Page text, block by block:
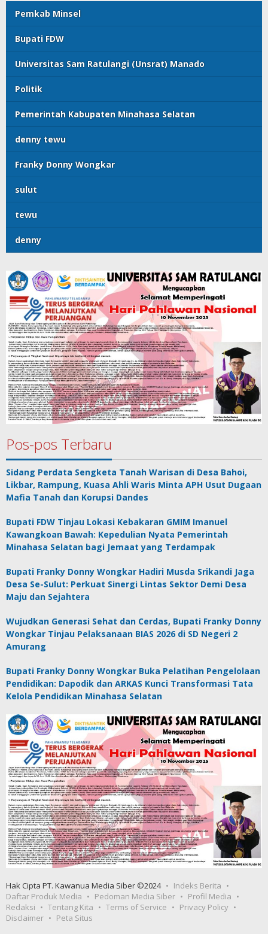
Pemkab Minsel
Bupati FDW
Universitas Sam Ratulangi (Unsrat) Manado
Politik
Pemerintah Kabupaten Minahasa Selatan
denny tewu
Franky Donny Wongkar
sulut
tewu
denny
Pos-pos Terbaru
Sidang Perdata Sengketa Tanah Warisan di Desa Bahoi,
Likbar, Rampung, Kuasa Ahli Waris Minta APH Usut Dugaan
Mafia Tanah dan Korupsi Dandes
Bupati FDW Tinjau Lokasi Kebakaran GMIM Imanuel
Kawangkoan Bawah: Kepedulian Nyata Pemerintah
Minahasa Selatan bagi Jemaat yang Terdampak
Bupati Franky Donny Wongkar Hadiri Musda Srikandi Jaga
Desa Se-Sulut: Perkuat Sinergi Lintas Sektor Demi Desa
Maju dan Sejahtera
Wujudkan Generasi Sehat dan Cerdas, Bupati Franky Donny
Wongkar Tinjau Pelaksanaan BIAS 2026 di SD Negeri 2
Amurang
Bupati Franky Donny Wongkar Buka Pelatihan Pengelolaan
Pendidikan: Dapodik dan ARKAS Kunci Transformasi Tata
Kelola Pendidikan Minahasa Selatan
Hak Cipta PT. Kawanua Media Siber ©2024
Indeks Berita
Daftar Produk Media
Pedoman Media Siber
Profil Media
Redaksi
Tentang Kita Terms of Service
Privacy Policy
Disclaimer
Peta Situs